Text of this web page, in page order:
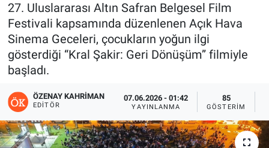
27. Uluslararası Altın Safran Belgesel Film
Festivali kapsamında düzenlenen Açık Hava
Sinema Geceleri, çocukların yoğun ilgi
gösterdiği “Kral Şakir: Geri Dönüşüm” filmiyle
başladı.
ÖZENAY KAHRIMAN
EDITÖR
07.06.2026 - 01:42
YAYINLANMA
85
GÖSTERIM